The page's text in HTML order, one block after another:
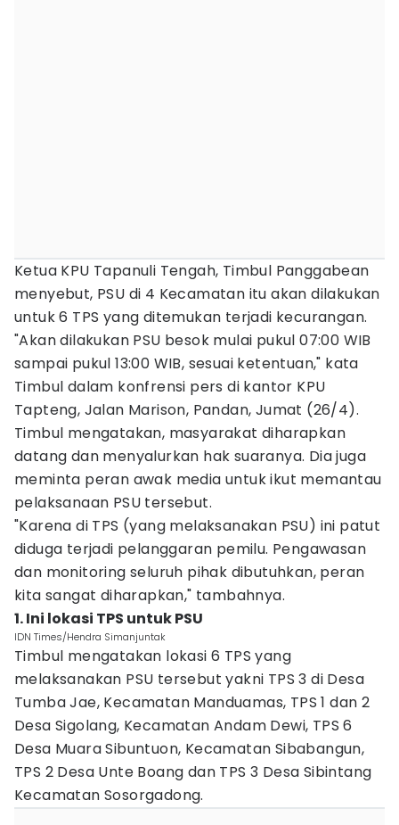
Ketua KPU Tapanuli Tengah, Timbul Panggabean
menyebut, PSU di 4 Kecamatan itu akan dilakukan
untuk 6 TPS yang ditemukan terjadi kecurangan.
"Akan dilakukan PSU besok mulai pukul 07:00 WIB
sampai pukul 13:00 WIB, sesuai ketentuan," kata
Timbul dalam konfrensi pers di kantor KPU
Tapteng, Jalan Marison, Pandan, Jumat (26/4).
Timbul mengatakan, masyarakat diharapkan
datang dan menyalurkan hak suaranya. Dia juga
meminta peran awak media untuk ikut memantau
pelaksanaan PSU tersebut.
"Karena di TPS (yang melaksanakan PSU) ini patut
diduga terjadi pelanggaran pemilu. Pengawasan
dan monitoring seluruh pihak dibutuhkan, peran
kita sangat diharapkan," tambahnya.
1. Ini lokasi TPS untuk PSU
IDN Times/Hendra Simanjuntak
Timbul mengatakan lokasi 6 TPS yang
melaksanakan PSU tersebut yakni TPS 3 di Desa
Tumba Jae, Kecamatan Manduamas, TPS 1 dan 2
Desa Sigolang, Kecamatan Andam Dewi, TPS 6
Desa Muara Sibuntuon, Kecamatan Sibabangun,
TPS 2 Desa Unte Boang dan TPS 3 Desa Sibintang
Kecamatan Sosorgadong.